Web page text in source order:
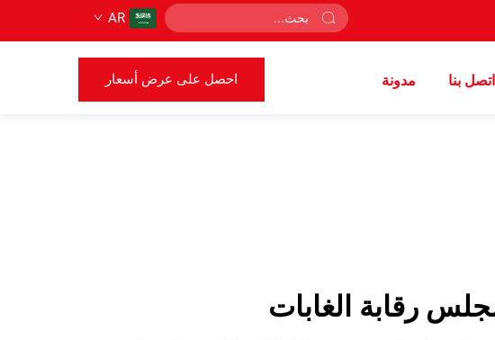
AR
اتصل بنا مدونة احصل على عرض أسعار
رقابة الغابات